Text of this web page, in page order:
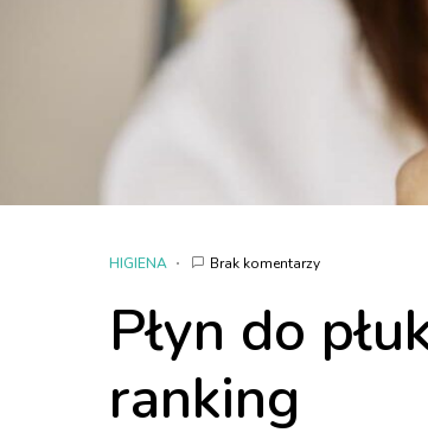
HIGIENA Brak komentarzy
Płyn do
ranking